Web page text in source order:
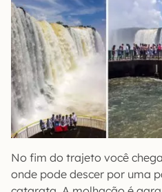
No fim do trajeto você
onde pode descer por uma